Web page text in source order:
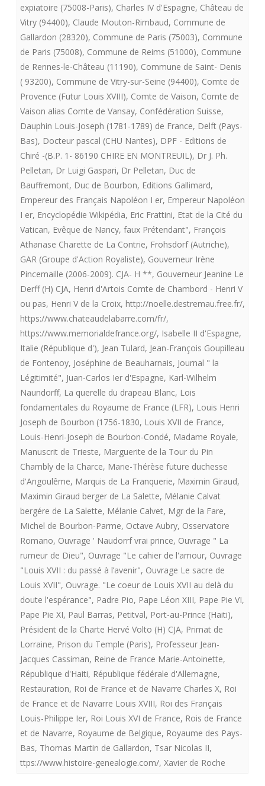
Charte
de
Fontevrault
présente
SACRE
DE
LOUIS
XVII
expiatoire (75008-Paris), Charles IV d'Espagne, Château de
Vitry (94400), Claude Mouton-Rimbaud, Commune de
Gallardon (28320), Commune de Paris (75003), Commune
de Paris (75008), Commune de Reims (51000), Commune
de Rennes-le-Château (11190), Commune de Saint- Denis
( 93200), Commune de Vitry-sur-Seine (94400), Comte de
Provence (Futur Louis XVIII), Comte de Vaison, Comte de
Vaison alias Comte de Vansay, Confédération Suisse,
Dauphin Louis-Joseph (1781-1789) de France, Delft (Pays-
Bas), Docteur pascal (CHU Nantes), DPF - Editions de
Chiré -(B.P. 1- 86190 CHIRE EN MONTREUIL), Dr J. Ph.
Pelletan, Dr Luigi Gaspari, Dr Pelletan, Duc de
Bauffremont, Duc de Bourbon, Editions Gallimard,
Empereur des Français Napoléon I er, Empereur Napoléon
I er, Encyclopédie Wikipédia, Eric Frattini, Etat de la Cité du
Vatican, Evêque de Nancy, faux Prétendant", François
Athanase Charette de La Contrie, Frohsdorf (Autriche),
GAR (Groupe d'Action Royaliste), Gouverneur Irène
Pincemaille (2006-2009). CJA- H **, Gouverneur Jeanine Le
Derff (H) CJA, Henri d'Artois Comte de Chambord - Henri V
ou pas, Henri V de la Croix, http://noelle.destremau.free.fr/,
https://www.chateaudelabarre.com/fr/,
https://www.memorialdefrance.org/, Isabelle II d'Espagne,
Italie (République d'), Jean Tulard, Jean-François Goupilleau
de Fontenoy, Joséphine de Beauharnais, Journal " la
Légitimité", Juan-Carlos Ier d'Espagne, Karl-Wilhelm
Naundorff, La querelle du drapeau Blanc, Lois
fondamentales du Royaume de France (LFR), Louis Henri
Joseph de Bourbon (1756-1830, Louis XVII de France,
Louis-Henri-Joseph de Bourbon-Condé, Madame Royale,
Manuscrit de Trieste, Marguerite de la Tour du Pin
Chambly de la Charce, Marie-Thérèse future duchesse
d'Angoulême, Marquis de La Franquerie, Maximin Giraud,
Maximin Giraud berger de La Salette, Mélanie Calvat
bergére de La Salette, Mélanie Calvet, Mgr de la Fare,
Michel de Bourbon-Parme, Octave Aubry, Osservatore
Romano, Ouvrage ' Naudorrf vrai prince, Ouvrage " La
rumeur de Dieu", Ouvrage "Le cahier de l'amour, Ouvrage
"Louis XVII : du passé à l’avenir", Ouvrage Le sacre de
Louis XVII", Ouvrage. "Le coeur de Louis XVII au delà du
doute l'espérance", Padre Pio, Pape Léon XIII, Pape Pie VI,
Pape Pie XI, Paul Barras, Petitval, Port-au-Prince (Haiti),
Président de la Charte Hervé Volto (H) CJA, Primat de
Lorraine, Prison du Temple (Paris), Professeur Jean-
Jacques Cassiman, Reine de France Marie-Antoinette,
République d'Haiti, République fédérale d'Allemagne,
Restauration, Roi de France et de Navarre Charles X, Roi
de France et de Navarre Louis XVIII, Roi des Français
Louis-Philippe Ier, Roi Louis XVI de France, Rois de France
et de Navarre, Royaume de Belgique, Royaume des Pays-
Bas, Thomas Martin de Gallardon, Tsar Nicolas II,
ttps://www.histoire-genealogie.com/, Xavier de Roche